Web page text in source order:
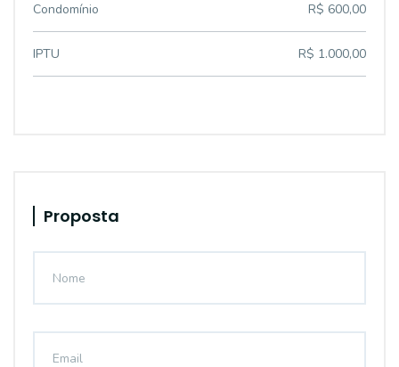
Condomínio R$ 600,00
IPTU R$ 1.000,00
Proposta